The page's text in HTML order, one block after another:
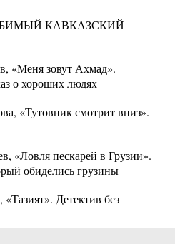
КАВКАЗСКИЙ
«Меня зовут Ахмад».
о хороших людях
«Тутовник смотрит вниз».
«Ловля пескарей в Грузии».
обиделись грузины
Детектив без